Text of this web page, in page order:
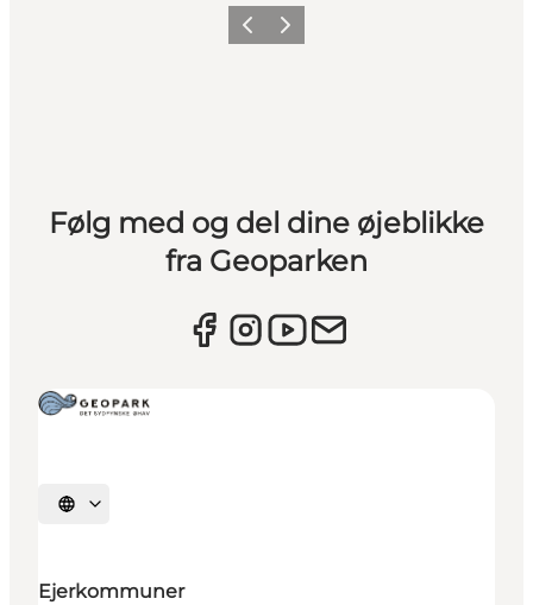
ForrigeNæste
Følg med og del dine øjeblikke
fra Geoparken
Vælg sprog
Ejerkommuner